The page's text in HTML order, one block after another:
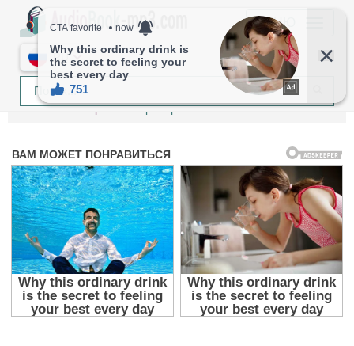
МЕНЮ
RU
Главная Авторы Автор Марьяна Романова